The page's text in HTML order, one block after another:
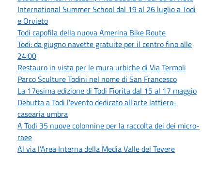
International Summer School dal 19 al 26 luglio a Todi
e Orvieto
Todi capofila della nuova Amerina Bike Route
Todi: da giugno navette gratuite per il centro fino alle
24:00
Restauro in vista per le mura urbiche di Via Termoli
Parco Sculture Todini nel nome di San Francesco
La 17esima edizione di Todi Fiorita dal 15 al 17 maggio
Debutta a Todi l'evento dedicato all'arte lattiero-
casearia umbra
A Todi 35 nuove colonnine per la raccolta dei dei micro-
raee
Al via l'Area Interna della Media Valle del Tevere